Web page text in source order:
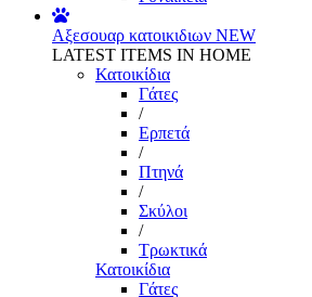
Αξεσουαρ κατοικιδιων NEW
LATEST ITEMS IN HOME
Κατοικίδια
Γάτες
/
Ερπετά
/
Πτηνά
/
Σκύλοι
/
Τρωκτικά
Κατοικίδια
Γάτες